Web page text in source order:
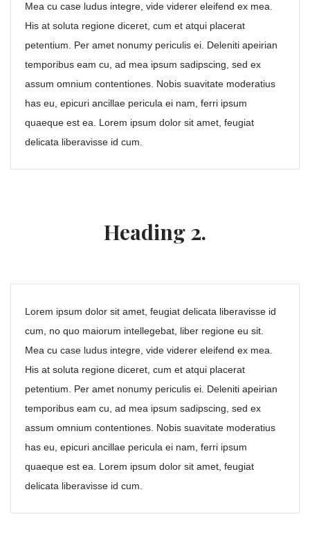
Mea cu case ludus integre, vide viderer eleifend ex mea.
His at soluta regione diceret, cum et atqui placerat
petentium. Per amet nonumy periculis ei. Deleniti apeirian
temporibus eam cu, ad mea ipsum sadipscing, sed ex
assum omnium contentiones. Nobis suavitate moderatius
has eu, epicuri ancillae pericula ei nam, ferri ipsum
quaeque est ea. Lorem ipsum dolor sit amet, feugiat
delicata liberavisse id cum.
Heading 2.
Lorem ipsum dolor sit amet, feugiat delicata liberavisse id
cum, no quo maiorum intellegebat, liber regione eu sit.
Mea cu case ludus integre, vide viderer eleifend ex mea.
His at soluta regione diceret, cum et atqui placerat
petentium. Per amet nonumy periculis ei. Deleniti apeirian
temporibus eam cu, ad mea ipsum sadipscing, sed ex
assum omnium contentiones. Nobis suavitate moderatius
has eu, epicuri ancillae pericula ei nam, ferri ipsum
quaeque est ea. Lorem ipsum dolor sit amet, feugiat
delicata liberavisse id cum.